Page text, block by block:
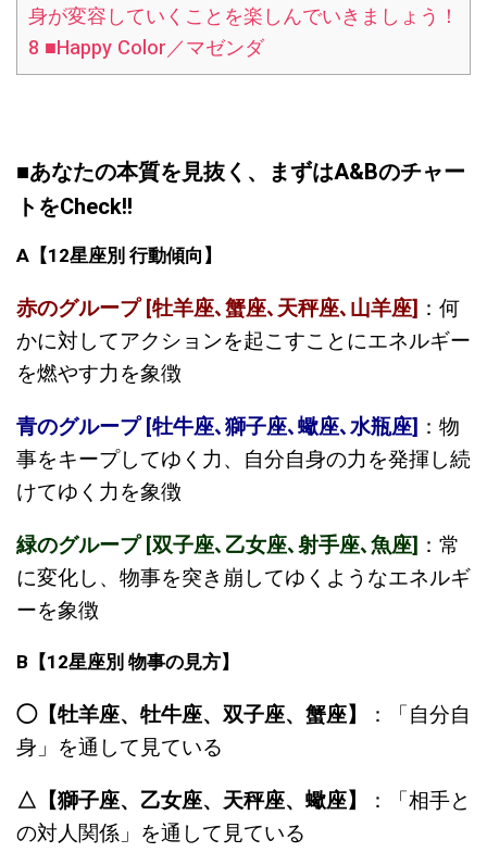
身が変容していくことを楽しんでいきましょう！
8 ■Happy Color／マゼンダ
■あなたの本質を見抜く、まずはA&Bのチャー
トをCheck!!
A【12星座別行動傾向】
赤のグループ [牡羊座､蟹座､天秤座､山羊座] ：何
かに対してアクションを起こすことにエネルギー
を燃やす力を象徴
青のグループ [牡牛座､獅子座､蠍座､水瓶座] ：物
事をキープしてゆく力、自分自身の力を発揮し続
けてゆく力を象徴
緑のグループ [双子座､乙女座､射手座､魚座] ：常
に変化し、物事を突き崩してゆくようなエネルギ
ーを象徴
B 【12星座別物事の見方】
◯【牡羊座、牡牛座、双子座、蟹座】
：「自分自
身」を通して見ている
△【獅子座、乙女座、天秤座、蠍座】
：「相手と
の対人関係」を通して見ている